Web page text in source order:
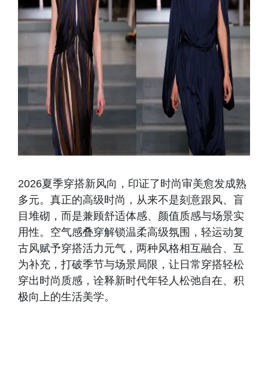
2026夏季穿搭新风向，印证了时尚审美愈发成熟
多元。真正的高级时尚，从来不是刻意跟风、盲
目堆砌，而是兼顾舒适体感、颜值质感与场景实
用性。空气感叠穿解锁温柔高级氛围，轻运动复
古风赋予穿搭活力元气，两种风格相互融合、互
为补充，打破季节与场景局限，让日常穿搭轻松
穿出时尚质感，诠释新时代年轻人松弛自在、积
极向上的生活美学。